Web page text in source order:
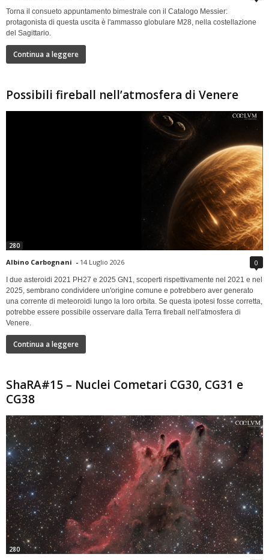
Torna il consueto appuntamento bimestrale con il Catalogo Messier:
protagonista di questa uscita è l'ammasso globulare M28, nella costellazione
del Sagittario.
Continua a leggere
Possibili fireball nell’atmosfera di Venere
280
Albino Carbognani - 14 Luglio 2026 0
I due asteroidi 2021 PH27 e 2025 GN1, scoperti rispettivamente nel 2021 e nel
2025, sembrano condividere un'origine comune e potrebbero aver generato
una corrente di meteoroidi lungo la loro orbita. Se questa ipotesi fosse corretta,
potrebbe essere possibile osservare dalla Terra fireball nell'atmosfera di
Venere.
Continua a leggere
ShaRA#15 – Nuclei Cometari CG30, CG31 e
CG38
280